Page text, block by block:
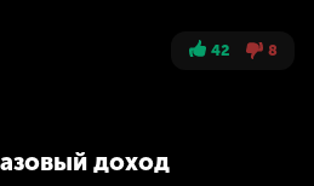
42 8
доход